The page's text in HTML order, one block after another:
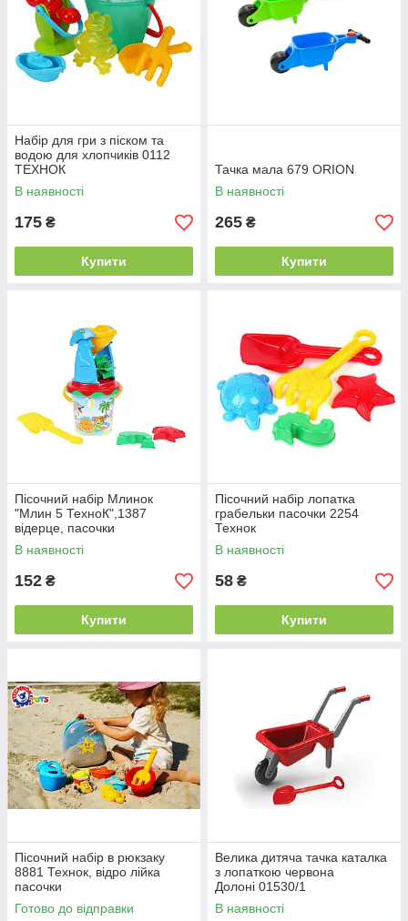
Набір для гри з піском та
водою для хлопчиків 0112
ТЕХНОК
В наявності
175 ₴
Купити
Тачка мала 679 ORION
В наявності
265 ₴
Купити
Пісочний набір Млинок
"Млин 5 ТехноК",1387
відерце, пасочки
В наявності
152 ₴
Купити
Пісочний набір лопатка
грабельки пасочки 2254
Технок
В наявності
58 ₴
Купити
Пісочний набір в рюкзаку
8881 Технок, відро лійка
пасочки
Готово до відправки
Велика дитяча тачка каталка
з лопаткою червона
Долоні 01530/1
В наявності